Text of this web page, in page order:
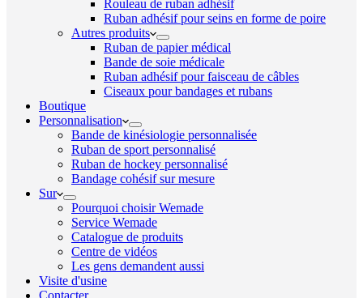
Rouleau de ruban adhésif
Ruban adhésif pour seins en forme de poire
Autres produits
Ruban de papier médical
Bande de soie médicale
Ruban adhésif pour faisceau de câbles
Ciseaux pour bandages et rubans
Boutique
Personnalisation
Bande de kinésiologie personnalisée
Ruban de sport personnalisé
Ruban de hockey personnalisé
Bandage cohésif sur mesure
Sur
Pourquoi choisir Wemade
Service Wemade
Catalogue de produits
Centre de vidéos
Les gens demandent aussi
Visite d'usine
Contacter